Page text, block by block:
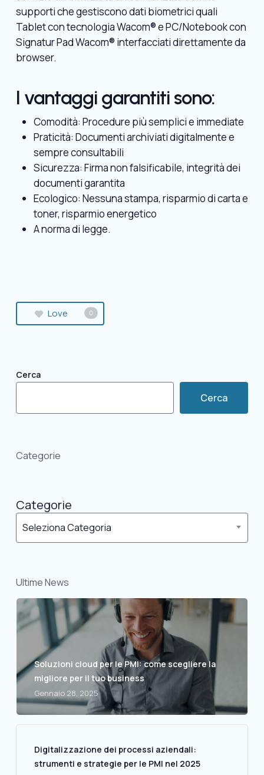
supporti che gestiscono dati biometrici quali
Tablet con tecnologia Wacom® e PC/Notebook con
Signatur Pad Wacom® interfacciati direttamente da
browser.
I vantaggi garantiti sono:
Comodità: Procedure più semplici e immediate
Praticità: Documenti archiviati digitalmente e
sempre consultabili
Sicurezza: Firma non falsificabile, integrità dei
documenti garantita
Ecologico: Nessuna stampa, risparmio di carta e
toner, risparmio energetico
A norma di legge.
Love 0
Cerca
Cerca
Categorie
Categorie
Seleziona Categoria
Ultime News
Soluzioni cloud per le PMI: come scegliere la
migliore per il tuo business
Gennaio 28, 2025
Digitalizzazione dei processi aziendali:
strumenti e strategie per le PMI nel 2025